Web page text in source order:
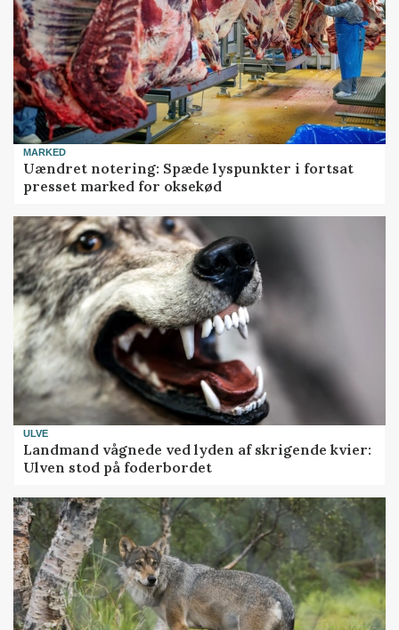
MARKED
Uændret notering: Spæde lyspunkter i fortsat
presset marked for oksekød
ULVE
Landmand vågnede ved lyden af skrigende kvier:
Ulven stod på foderbordet